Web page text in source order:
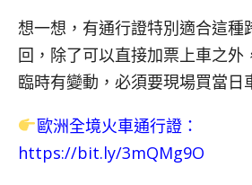
想一想，有通行證特別適合這種
回，除了可以直接加票上車之外
臨時有變動，必須要現場買當日
歐洲全境火車通行證：
https://bit.ly/3mQMg9O